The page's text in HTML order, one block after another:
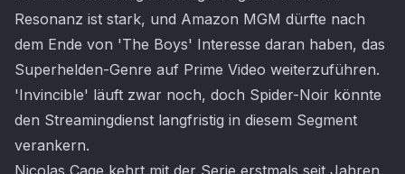
Resonanz ist stark, und Amazon MGM dürfte nach
dem Ende von 'The Boys' Interesse daran haben, das
Superhelden-Genre auf Prime Video weiterzuführen.
'Invincible' läuft zwar noch, doch Spider-Noir könnte
den Streamingdienst langfristig in diesem Segment
verankern.
Nicolas Cage kehrt mit der Serie erstmals seit Jahren